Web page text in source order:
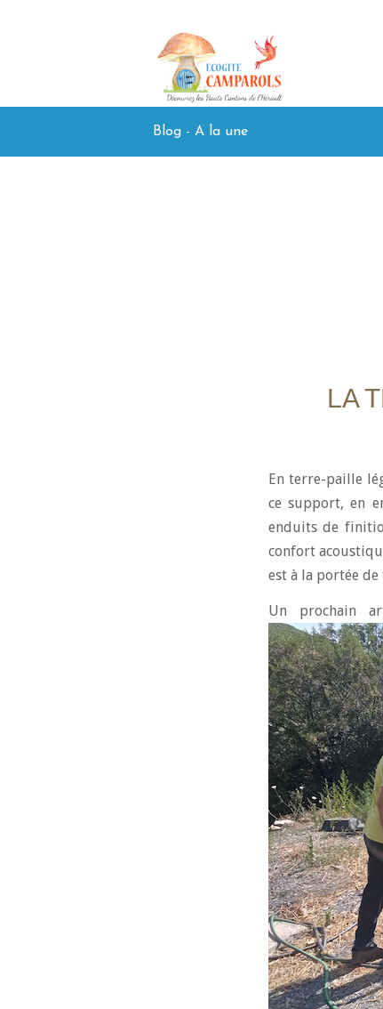
Blog - A la une
LA
En terre-paille
ce support, en
enduits de
confort
est à la portée de
Un prochain